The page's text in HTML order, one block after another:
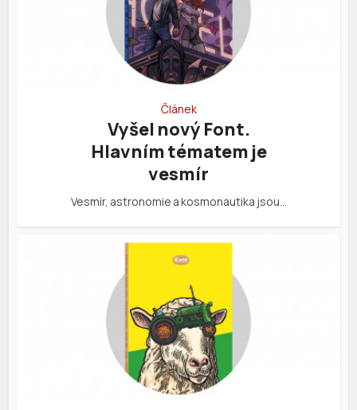
Článek
Vyšel nový Font.
Hlavním tématem je
vesmír
Vesmír, astronomie a kosmonautika jsou…